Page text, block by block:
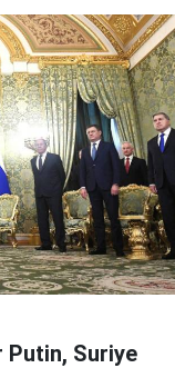
Putin, Suriye